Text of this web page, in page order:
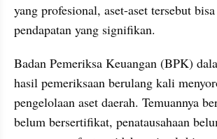
yang profesional, aset-aset tersebut
pendapatan yang signifikan.
Badan Pemeriksa Keuangan (BPK)
hasil pemeriksaan berulang kali
pengelolaan aset daerah. Temuannya
belum bersertifikat, penatausahaan